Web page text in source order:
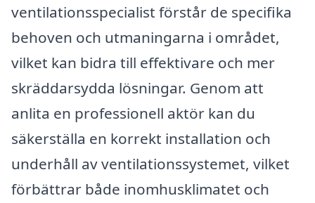
ventilationsspecialist förstår de specifika
behoven och utmaningarna i området,
vilket kan bidra till effektivare och mer
skräddarsydda lösningar. Genom att
anlita en professionell aktör kan du
säkerställa en korrekt installation och
underhåll av ventilationssystemet, vilket
förbättrar både inomhusklimatet och